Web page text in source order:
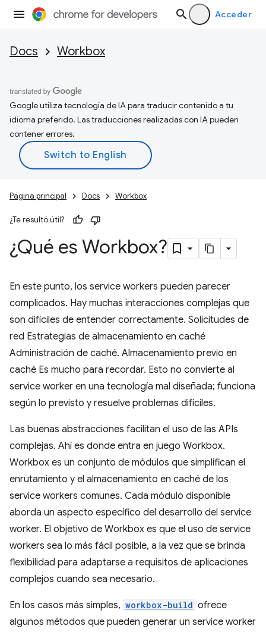
Acceder
Docs Workbox
Google utiliza tecnología de IA para traducir contenido a tu
idioma preferido. Las traducciones realizadas con IA pueden
contener errores.
Página principal Docs Workbox
¿Te resultó útil?
¿Qué es Workbox?
En este punto, los service workers pueden parecer
complicados. Hay muchas interacciones complejas que
son difíciles de entender correctamente. Solicitudes de
red Estrategias de almacenamiento en caché
Administración de caché. Almacenamiento previo en
caché Es mucho para recordar. Esto no convierte al
service worker en una tecnología mal diseñada; funciona
según lo previsto y resuelve problemas difíciles.
Las buenas abstracciones facilitan el uso de las APIs
complejas. Ahí es donde entra en juego Workbox.
Workbox es un conjunto de módulos que simplifican el
enrutamiento y el almacenamiento en caché de los
service workers comunes. Cada módulo disponible
aborda un aspecto específico del desarrollo del service
worker. El objetivo de Workbox es que el uso de service
workers sea lo más fácil posible, a la vez que se brinda
flexibilidad para adaptarse a requisitos de aplicaciones
complejos cuando sea necesario.
En los casos más simples, workbox-build ofrece
algunos métodos que pueden generar un service worker